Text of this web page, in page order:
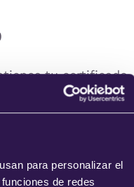
para personalizar el
de redes
tu certificado